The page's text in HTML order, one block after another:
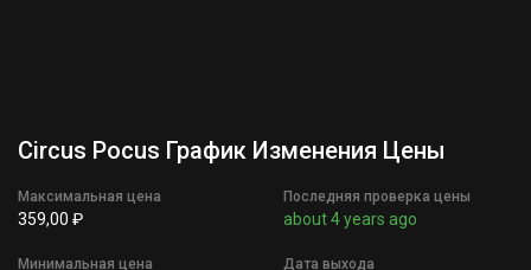
Circus Pocus График Изменения Цены
Максимальная цена
359,00 ₽
Минимальная цена
Последняя проверка цены
about 4 years ago
Дата выхода